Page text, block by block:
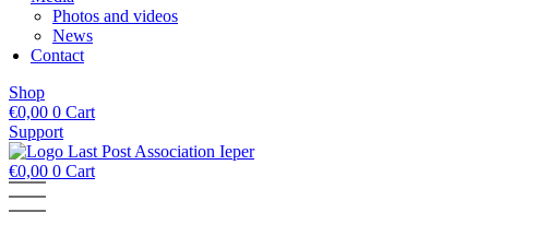
Photos and videos
News
Contact
Shop
€0,00 0 Cart
Support
€0,00 0 Cart